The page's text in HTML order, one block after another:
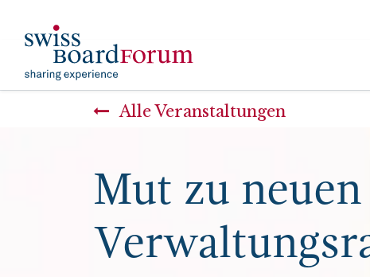
Alle Veranstaltungen
Mut zu